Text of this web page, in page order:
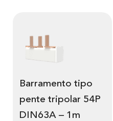
Barramento tipo
pente tripolar 54P
DIN63A – 1m